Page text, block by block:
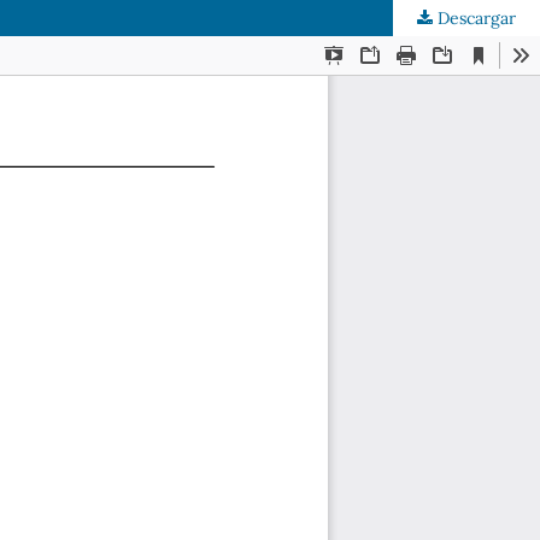
Descargar